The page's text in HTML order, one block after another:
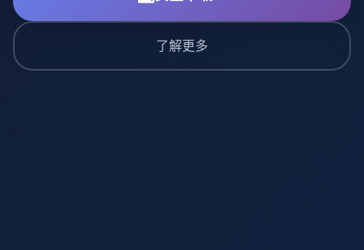
了解更多